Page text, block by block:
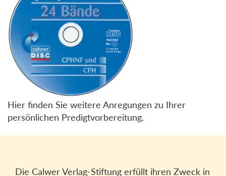
Hier finden Sie weitere Anregungen zu Ihrer
persönlichen Predigtvorbereitung.
Die Calwer Verlag-Stiftung erfüllt ihren Zweck in